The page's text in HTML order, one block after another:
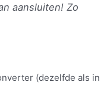
aansluiten! Zo
(dezelfde als in